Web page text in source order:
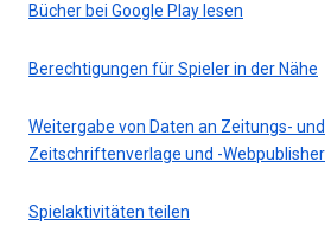
Bücher bei Google Play lesen
Berechtigungen für Spieler in der Nähe
Weitergabe von Daten an Zeitungs- und
Zeitschriftenverlage und -Webpublisher
Spielaktivitäten teilen